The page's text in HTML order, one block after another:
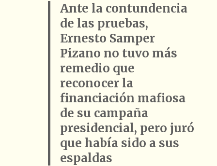
Ante la contundencia
de las pruebas,
Ernesto Samper
Pizano no tuvo más
remedio que
reconocer la
financiación mafiosa
de su campaña
presidencial, pero juró
que había sido a sus
espaldas